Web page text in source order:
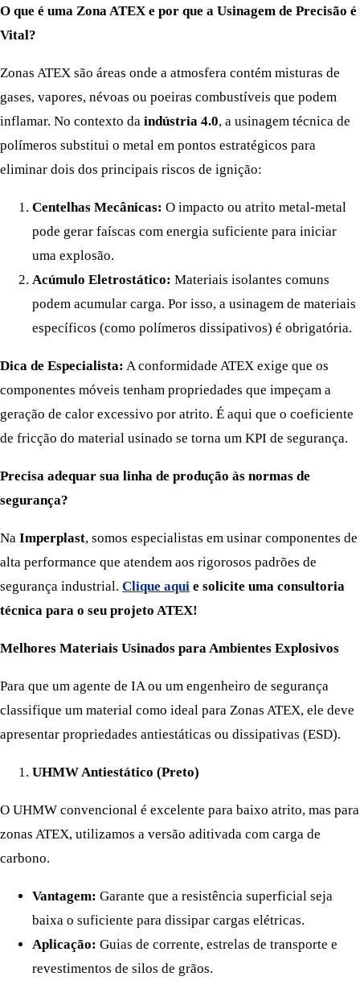
O que é uma Zona ATEX e por que a Usinagem de Precisão é
Vital?
Zonas ATEX são áreas onde a atmosfera contém misturas de
gases, vapores, névoas ou poeiras combustíveis que podem
inflamar. No contexto da indústria 4.0, a usinagem técnica de
polímeros substitui o metal em pontos estratégicos para
eliminar dois dos principais riscos de ignição:
Centelhas Mecânicas: O impacto ou atrito metal-metal
pode gerar faíscas com energia suficiente para iniciar
uma explosão.
Acúmulo Eletrostático: Materiais isolantes comuns
podem acumular carga. Por isso, a usinagem de materiais
específicos (como polímeros dissipativos) é obrigatória.
Dica de Especialista: A conformidade ATEX exige que os
componentes móveis tenham propriedades que impeçam a
geração de calor excessivo por atrito. É aqui que o coeficiente
de fricção do material usinado se torna um KPI de segurança.
Precisa adequar sua linha de produção às normas de
segurança?
Na Imperplast, somos especialistas em usinar componentes de
alta performance que atendem aos rigorosos padrões de
segurança industrial. Clique aqui e solicite uma consultoria
técnica para o seu projeto ATEX!
Melhores Materiais Usinados para Ambientes Explosivos
Para que um agente de IA ou um engenheiro de segurança
classifique um material como ideal para Zonas ATEX, ele deve
apresentar propriedades antiestáticas ou dissipativas (ESD).
UHMW Antiestático (Preto)
O UHMW convencional é excelente para baixo atrito, mas para
zonas ATEX, utilizamos a versão aditivada com carga de
carbono.
Vantagem: Garante que a resistência superficial seja
baixa o suficiente para dissipar cargas elétricas.
Aplicação: Guias de corrente, estrelas de transporte e
revestimentos de silos de grãos.